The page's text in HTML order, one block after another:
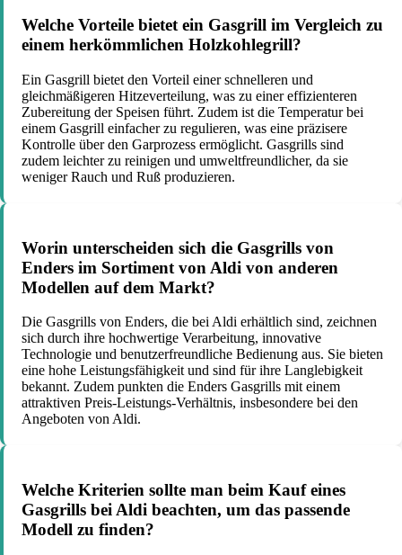
Welche Vorteile bietet ein Gasgrill im Vergleich zu
einem herkömmlichen Holzkohlegrill?
Ein Gasgrill bietet den Vorteil einer schnelleren und
gleichmäßigeren Hitzeverteilung, was zu einer effizienteren
Zubereitung der Speisen führt. Zudem ist die Temperatur bei
einem Gasgrill einfacher zu regulieren, was eine präzisere
Kontrolle über den Garprozess ermöglicht. Gasgrills sind
zudem leichter zu reinigen und umweltfreundlicher, da sie
weniger Rauch und Ruß produzieren.
Worin unterscheiden sich die Gasgrills von
Enders im Sortiment von Aldi von anderen
Modellen auf dem Markt?
Die Gasgrills von Enders, die bei Aldi erhältlich sind, zeichnen
sich durch ihre hochwertige Verarbeitung, innovative
Technologie und benutzerfreundliche Bedienung aus. Sie bieten
eine hohe Leistungsfähigkeit und sind für ihre Langlebigkeit
bekannt. Zudem punkten die Enders Gasgrills mit einem
attraktiven Preis-Leistungs-Verhältnis, insbesondere bei den
Angeboten von Aldi.
Welche Kriterien sollte man beim Kauf eines
Gasgrills bei Aldi beachten, um das passende
Modell zu finden?